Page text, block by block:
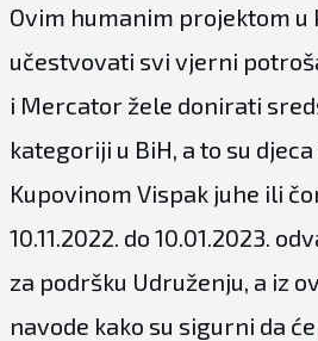
Ovim humanim projektom u
učestvovati svi vjerni
i Mercator žele donirati
kategoriji u BiH, a to su
Kupovinom Vispak juhe ili
10.11.2022. do 10.01.2023.
za podršku Udruženju, a iz
navode kako su sigurni da